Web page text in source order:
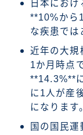
日本にお
**10%から
な疾患では
近年の大規
1か月時点
**14.3%**
に1人が産
になります
国の国民